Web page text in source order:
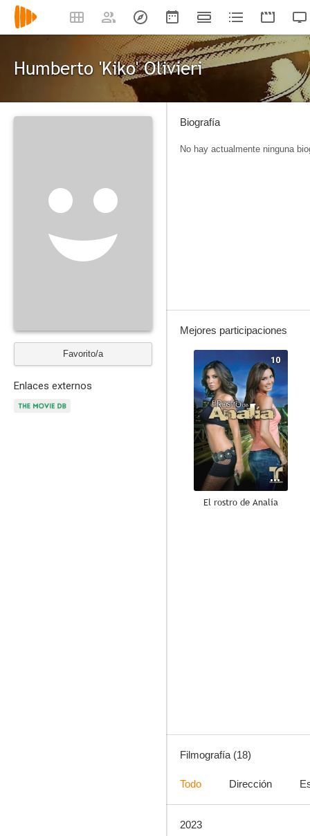
Humberto 'Kiko' Olivieri
Favorito/a
Enlaces externos
Biografía
No hay actualmente ninguna
Mejores participaciones
10
El rostro de Analía
El Fantasma de Elena
Filmografía (18)
Todo Dirección
2023